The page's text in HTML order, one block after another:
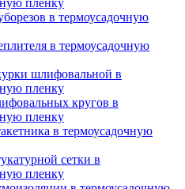
пленку
в термоусадочную
в термоусадочную
шлифовальной в
пленку
кругов в
пленку
в термоусадочную
сетки в
пленку